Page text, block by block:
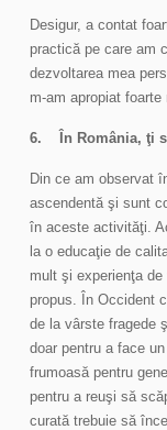
Desigur, a contat
practică pe care am
dezvoltarea mea
m-am apropiat
6. În România, ţi
Din ce am observat
ascendentă şi sunt
în aceste activităţi.
la o educaţie de
mult şi experienţa
propus. În Occident
de la vârste fragede
doar pentru a face
frumoasă pentru
pentru a reuşi să
curată trebuie să